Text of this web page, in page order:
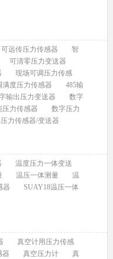
可远传压力传感器
智
可清零压力变送器
现场可调压力传感
满度压力传感器
485输
输出压力变送器
数字
压力传感器
数字压力
力传感器/变送器
温度压力一体变送
温压一体测量
温
器
SUAY18温压一体
真空计用压力传感
器 真空压力计
真